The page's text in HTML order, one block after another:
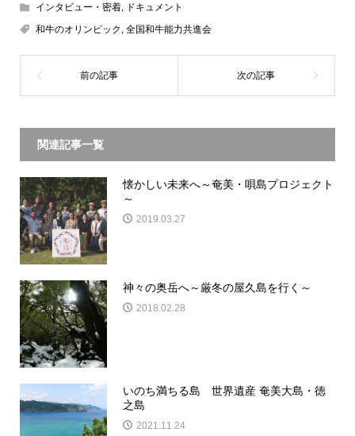
インタビュー・密着, ドキュメント
和牛のオリンピック , 全国和牛能力共進会
関連記事一覧
懐かしい未来へ～奄美・唄島プロジェクト
～
2019.03.27
神々の奥岳へ～厳冬の屋久島を行く～
2018.02.28
いのち満ちる島 世界遺産 奄美大島・徳
之島
2021.11.24